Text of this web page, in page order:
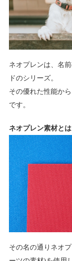
ネオプレンは、名
ドのシリーズ。
その優れた性能か
です。
ネオプレン素材と
その名の通りネオ